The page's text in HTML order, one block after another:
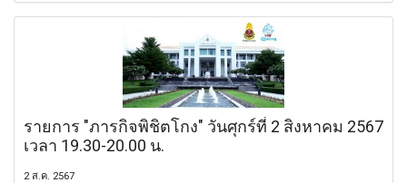
รายการ "ภารกิจพิชิตโกง" วันศุกร์ที่ 2 สิงหาคม 2567
เวลา 19.30-20.00 น.
2 ส.ค. 2567